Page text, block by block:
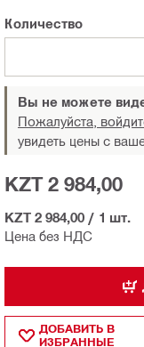
Количество
Вы не можете
Пожалуйста,
увидеть цены с
Цена без НДС
KZT 2 984,00
KZT 2 984,00 / 1 шт.
ДОБАВИТЬ В
ИЗБРАННЫЕ